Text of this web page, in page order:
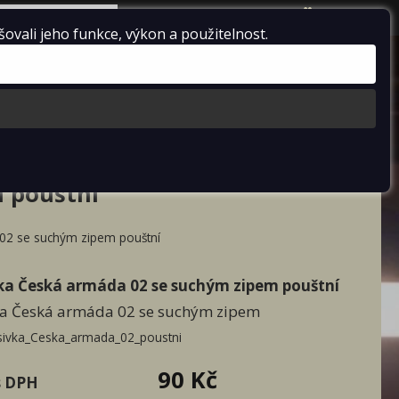
čepice
IZS
pouštní
se suchým zipem pouštní
Česká armáda 02 se suchým zipem pouštní
Česká armáda 02 se suchým zipem
DPH 90 Kč
jeho funkce, výkon a použitelnost.